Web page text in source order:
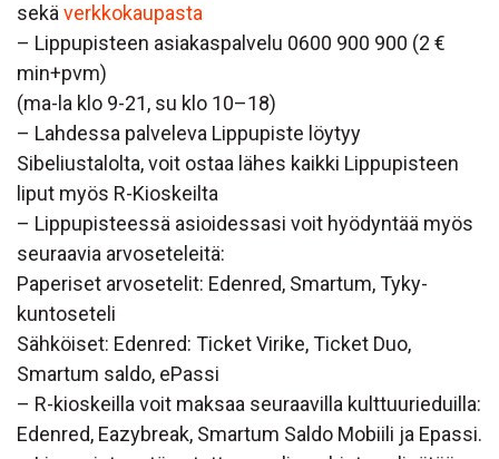
sekäverkkokaupasta
– Lippupisteen asiakaspalvelu 0600 900 900 (2 €
min+pvm)
(ma-la klo 9-21, su klo 10–18)
– Lahdessa palveleva Lippupiste löytyy
Sibeliustalolta, voit ostaa lähes kaikki Lippupisteen
liput myös R-Kioskeilta
– Lippupisteessä asioidessasi voit hyödyntää myös
seuraavia arvoseteleitä:
Paperiset arvosetelit: Edenred, Smartum, Tyky-
kuntoseteli
Sähköiset: Edenred: Ticket Virike, Ticket Duo,
Smartum saldo, ePassi
– R-kioskeilla voit maksaa seuraavilla kulttuurieduilla:
Edenred, Eazybreak, Smartum Saldo Mobiili ja Epassi.